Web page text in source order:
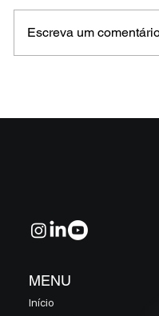
Escreva um
Início
MENU